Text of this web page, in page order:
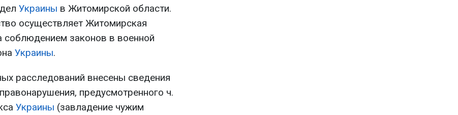
Украины в Житомирской области.
осуществляет Житомирская
соблюдением законов в военной
Украины.
расследований внесены сведения
предусмотренного ч.
Украины (завладение чужим